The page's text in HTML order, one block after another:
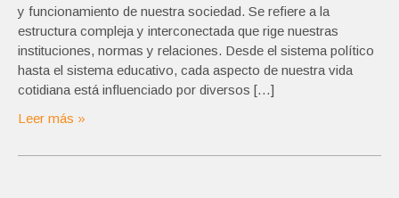
y funcionamiento de nuestra sociedad. Se refiere a la
estructura compleja y interconectada que rige nuestras
instituciones, normas y relaciones. Desde el sistema político
hasta el sistema educativo, cada aspecto de nuestra vida
cotidiana está influenciado por diversos […]
Leer más »